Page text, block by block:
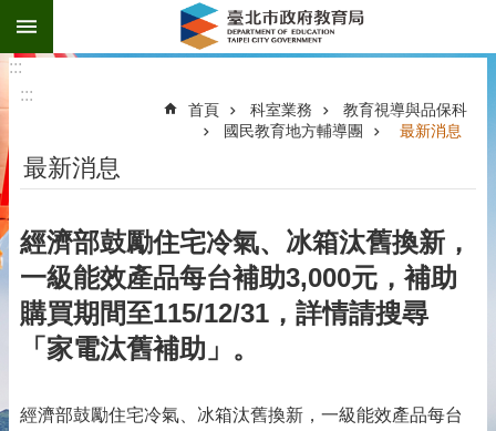
跳到主要內容區塊
:::
:::
首頁 科室業務
教育視導與品保科
國民教育地方輔導團
最新消息
最新消息
經濟部鼓勵住宅冷氣、冰箱汰舊換新，
一級能效產品每台補助3,000元，補助
購買期間至115/12/31，詳情請搜尋
「家電汰舊補助」。
經濟部鼓勵住宅冷氣、冰箱汰舊換新，一級能效產品每台